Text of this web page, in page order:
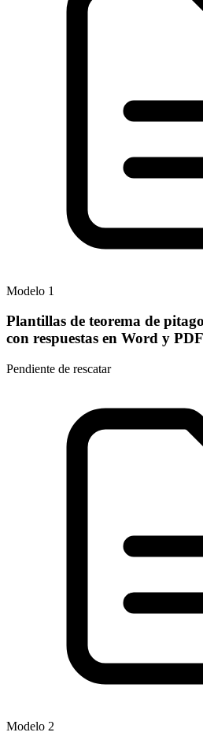
Modelo 1
Plantillas de teorema de
con respuestas en Word y PDF
Pendiente de rescatar
Modelo 2